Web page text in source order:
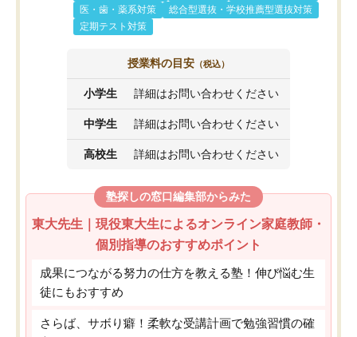
医・歯・薬系対策
総合型選抜・学校推薦型選抜対策
定期テスト対策
授業料の目安 （税込）
小学生 詳細はお問い合わせください
中学生 詳細はお問い合わせください
高校生 詳細はお問い合わせください
塾探しの窓口編集部からみた
東大先生｜現役東大生によるオンライン家庭教師・
個別指導のおすすめポイント
成果につながる努力の仕方を教える塾！伸び悩む生
徒にもおすすめ
さらば、サボり癖！柔軟な受講計画で勉強習慣の確